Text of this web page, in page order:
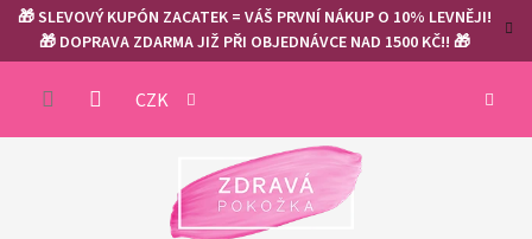
Přejít
obsah
🎁 SLEVOVÝ KUPÓN ZACATEK = VÁŠ PRVNÍ NÁKUP O 10% LEVNĚJI!
🎁 DOPRAVA ZDARMA JIŽ PŘI OBJEDNÁVCE NAD 1500 KČ!! 🎁
CZK